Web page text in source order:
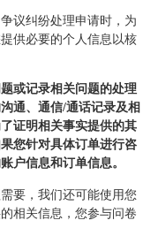
议纠纷处理申请时，为
供必要的个人信息以核
或记录相关问题的处理
通、通信/通话记录及相
证明相关事实提供的其
您针对具体订单进行咨
户信息和订单信息。
要，我们还可能使用您
相关信息，您参与问卷